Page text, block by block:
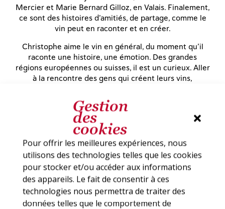
Gestion
des
cookies
Pour offrir les meilleures expériences, nous
utilisons des technologies telles que les cookies
pour stocker et/ou accéder aux informations
des appareils. Le fait de consentir à ces
technologies nous permettra de traiter des
données telles que le comportement de
Mercier et Marie Bernard Gilloz, en Valais. Finalement,
ce sont des histoires d’amitiés, de partage, comme le
vin peut en raconter et en créer.
Christophe aime le vin en général, du moment qu’il
raconte une histoire, une émotion. Des grandes
régions européennes ou suisses, il est un curieux. Aller
à la rencontre des gens qui créent leurs vins,
lui permettent aussi d’apprendre et d’avancer dans sa
démarche.